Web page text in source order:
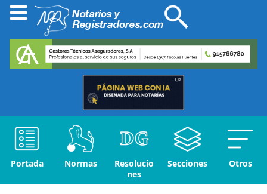
Portada Normas
Resolucio
nes
Secciones Otros